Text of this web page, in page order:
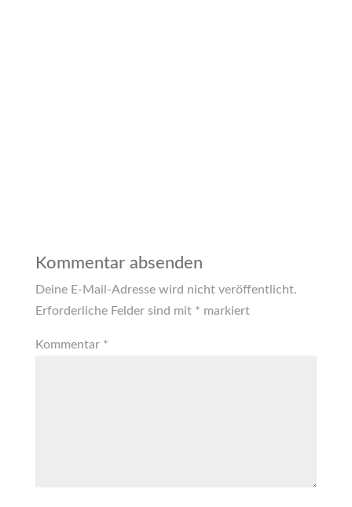
Kommentar absenden
Deine E-Mail-Adresse wird nicht veröffentlicht.
Erforderliche Felder sind mit * markiert
Kommentar *